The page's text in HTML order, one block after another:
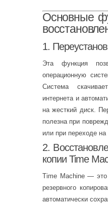
Основные
1.
Эта функция
операционную
Система
интернета и
на жесткий диск.
полезна при
или при переходе
2.
копии Time
Time Machine — это
резервного
автоматически